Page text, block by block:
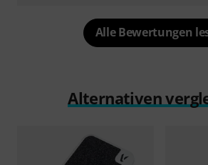
Alle Bewertungen
Alternativen